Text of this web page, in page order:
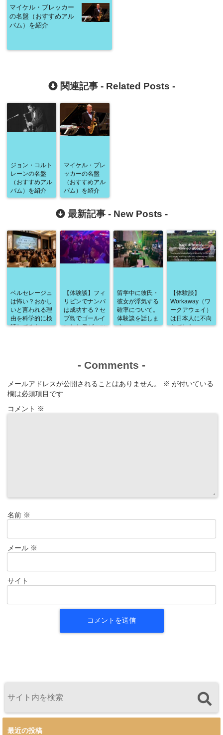
マイケル・ブレッカー
の名盤（おすすめアル
バム）を紹介
関連記事 - Related Posts -
ジョン・コルト
レーンの名盤
（おすすめアル
バム）を紹介
マイケル・ブレ
ッカーの名盤
（おすすめアル
バム）を紹介
最新記事 - New Posts -
ベルセレージュ
は怖い？おかし
いと言われる理
由を科学的に検
証してみた
【体験談】フィ
リピンでナンパ
は成功する？セ
ブ島でゴールイ
ンした僕がコツ
留学中に彼氏・
彼女が浮気する
確率について。
体験談を話しま
す
【体験談】
Workaway（ワ
ークアウェイ）
は日本人に不向
きでした
- Comments -
メールアドレスが公開されることはありません。 ※ が付いている
欄は必須項目です
コメント ※
名前 ※
メール ※
サイト
最近の投稿